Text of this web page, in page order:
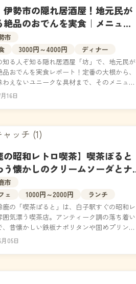
伊勢市の隠れ居酒屋！地元民が
絶品のおでんを実食｜メニュ
方法など
市
3000円～4000円
ディナー
知る人ぞ知る隠れ居酒屋「坊」で、地元民が
品おでんを実食レポート！定番の大根から、
わえないユニークな具材まで、そのメニュー
ご紹介します。さらに、気になる予約方法や
16日
の昭和レトロ喫茶】喫茶ぽると
う懐かしのクリームソーダとナ
｜白子駅周辺
市
ェ
1000円～2000円
ランチ
鹿の「喫茶ぽると」は、白子駅すぐの昭和レ
囲気漂う喫茶店。アンティーク調の落ち着い
、昔懐かしい鉄板ナポリタンや固めプリン、
のクリームソーダが楽しめます。一人でも入
05日